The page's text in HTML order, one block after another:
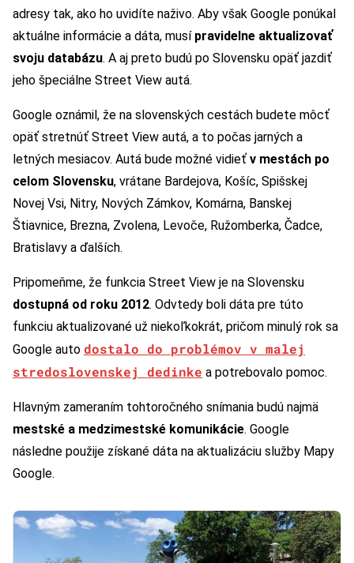
adresy tak, ako ho uvidíte naživo. Aby však Google ponúkal
aktuálne informácie a dáta, musí pravidelne aktualizovať
svoju databázu. A aj preto budú po Slovensku opäť jazdiť
jeho špeciálne Street View autá.
Google oznámil, že na slovenských cestách budete môcť
opäť stretnúť Street View autá, a to počas jarných a
letných mesiacov. Autá bude možné vidieť v mestách po
celom Slovensku, vrátane Bardejova, Košíc, Spišskej
Novej Vsi, Nitry, Nových Zámkov, Komárna, Banskej
Štiavnice, Brezna, Zvolena, Levoče, Ružomberka, Čadce,
Bratislavy a ďalších.
Pripomeňme, že funkcia Street View je na Slovensku
dostupná od roku 2012. Odvtedy boli dáta pre túto
funkciu aktualizované už niekoľkokrát, pričom minulý rok sa
Google auto dostalo do problémov v malej
stredoslovenskej dedinke a potrebovalo pomoc.
Hlavným zameraním tohtoročného snímania budú najmä
mestské a medzimestské komunikácie. Google
následne použije získané dáta na aktualizáciu služby Mapy
Google.